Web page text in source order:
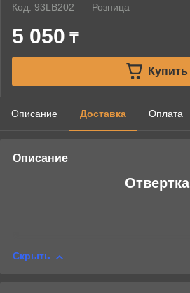
Код: 93LB202
Розница
5 050 ₸
Купить
Описание Доставка Оплата
Описание
Отвертка
Скрыть